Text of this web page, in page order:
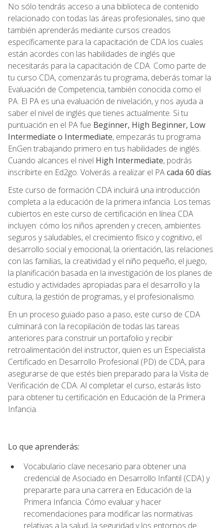
No sólo tendrás acceso a una biblioteca de contenido
relacionado con todas las áreas profesionales, sino que
también aprenderás mediante cursos creados
específicamente para la capacitación de CDA los cuales
están acordes con las habilidades de inglés que
necesitarás para la capacitación de CDA. Como parte de
tu curso CDA, comenzarás tu programa, deberás tomar la
Evaluación de Competencia, también conocida como el
PA. El PA es una evaluación de nivelación, y nos ayuda a
saber el nivel de inglés que tienes actualmente. Si tu
puntuación en el PA fue Beginner, High Beginner, Low
Intermediate o Intermediate, empezarás tu programa
EnGen trabajando primero en tus habilidades de inglés.
Cuando alcances el nivel High Intermediate, podrás
inscribirte en Ed2go. Volverás a realizar el PAcada 60 días.
Este curso de formación CDA incluirá una introducción
completa a la educación de la primera infancia. Los temas
cubiertos en este curso de certificación en línea CDA
incluyen: cómo los niños aprenden y crecen, ambientes
seguros y saludables, el crecimiento físico y cognitivo, el
desarrollo social y emocional, la orientación, las relaciones
con las familias, la creatividad y el niño pequeño, el juego,
la planificación basada en la investigación de los planes de
estudio y actividades apropiadas para el desarrollo y la
cultura, la gestión de programas, y el profesionalismo.
En un proceso guiado paso a paso, este curso de CDA
culminará con la recopilación de todas las tareas
anteriores para construir un portafolio y recibir
retroalimentación del instructor, quien es un Especialista
Certificado en Desarrollo Profesional (PD) de CDA, para
asegurarse de que estés bien preparado para la Visita de
Verificación de CDA. Al completar el curso, estarás listo
para obtener tu certificación en Educación de la Primera
Infancia.
Lo que aprenderás:
Vocabulario clave necesario para obtener una
credencial de Asociado en Desarrollo Infantil (CDA) y
prepararte para una carrera en Educación de la
Primera Infancia. Cómo evaluar y hacer
recomendaciones para modificar las normativas
relativas a la salud, la seguridad y los entornos de